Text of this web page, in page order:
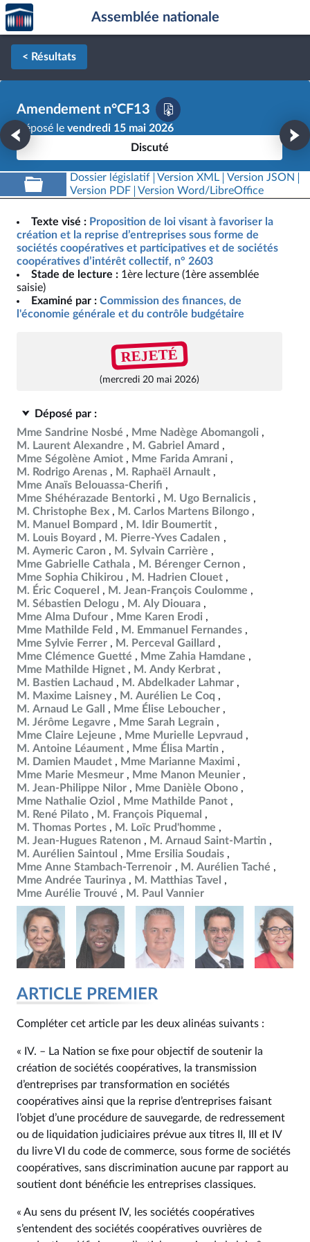
Aller au contenu
Aller en bas de la page
Accèder
à la
page
d'accueil
Assemblée nationale
< Résultats
Amendement n°CF13
Déposé le vendredi 15 mai 2026
Discuté
Dossier législatif Version XML
Version JSON
Version PDF
Version Word/LibreOffice
Texte visé : Proposition de loi visant à favoriser la
création et la reprise d’entreprises sous forme de
sociétés coopératives et participatives et de sociétés
coopératives d’intérêt collectif, n° 2603
Stade de lecture : 1ère lecture (1ère assemblée
saisie)
Examiné par : Commission des finances, de
l'économie générale et du contrôle budgétaire
REJETÉ
(mercredi 20 mai 2026)
Déposé par :
Mme Sandrine Nosbé
Mme Nadège Abomangoli
M. Laurent Alexandre
M. Gabriel Amard
Mme Ségolène Amiot
Mme Farida Amrani
M. Rodrigo Arenas
M. Raphaël Arnault
Mme Anaïs Belouassa-Cherifi
Mme Shéhérazade Bentorki
M. Ugo Bernalicis
M. Christophe Bex
M. Carlos Martens Bilongo
M. Manuel Bompard
M. Idir Boumertit
M. Louis Boyard
M. Pierre-Yves Cadalen
M. Aymeric Caron
M. Sylvain Carrière
Mme Gabrielle Cathala
M. Bérenger Cernon
Mme Sophia Chikirou
M. Hadrien Clouet
M. Éric Coquerel
M. Jean-François Coulomme
M. Sébastien Delogu
M. Aly Diouara
Mme Alma Dufour
Mme Karen Erodi
Mme Mathilde Feld
M. Emmanuel Fernandes
Mme Sylvie Ferrer
M. Perceval Gaillard
Mme Clémence Guetté
Mme Zahia Hamdane
Mme Mathilde Hignet
M. Andy Kerbrat
M. Bastien Lachaud
M. Abdelkader Lahmar
M. Maxime Laisney
M. Aurélien Le Coq
M. Arnaud Le Gall
Mme Élise Leboucher
M. Jérôme Legavre
Mme Sarah Legrain
Mme Claire Lejeune
Mme Murielle Lepvraud
M. Antoine Léaument
Mme Élisa Martin
M. Damien Maudet
Mme Marianne Maximi
Mme Marie Mesmeur
Mme Manon Meunier
M. Jean-Philippe Nilor
Mme Danièle Obono
Mme Nathalie Oziol
Mme Mathilde Panot
M. René Pilato
M. François Piquemal
M. Thomas Portes
M. Loïc Prud'homme
M. Jean-Hugues Ratenon
M. Arnaud Saint-Martin
M. Aurélien Saintoul
Mme Ersilia Soudais
Mme Anne Stambach-Terrenoir
M. Aurélien Taché
Mme Andrée Taurinya
M. Matthias Tavel
Mme Aurélie Trouvé
M. Paul Vannier
ARTICLE PREMIER
Compléter cet article par les deux alinéas suivants :
« IV. – La Nation se fixe pour objectif de soutenir la
création de sociétés coopératives, la transmission
d’entreprises par transformation en sociétés
coopératives ainsi que la reprise d’entreprises faisant
l’objet d’une procédure de sauvegarde, de redressement
ou de liquidation judiciaires prévue aux titres II, III et IV
du livre VI du code de commerce, sous forme de sociétés
coopératives, sans discrimination aucune par rapport au
soutient dont bénéficie les entreprises classiques.
« Au sens du présent IV, les sociétés coopératives
s’entendent des sociétés coopératives ouvrières de